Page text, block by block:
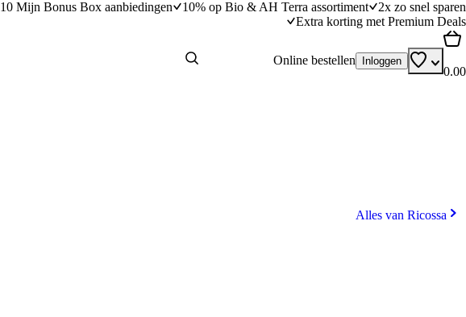
10 Mijn Bonus Box aanbiedingen 10% op Bio & AH Terra assortiment
2x zo snel sparen
Extra korting met Premium Deals
Online bestellen Inloggen
0.00
Alles van Ricossa